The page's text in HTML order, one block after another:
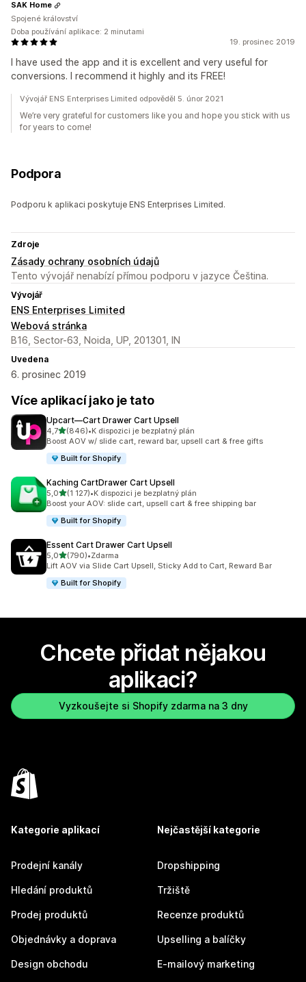
19. prosinec 2019
I have used the app and it is excellent and very useful for
conversions. I recommend it highly and its FREE!
SAK Home
Spojené království
Doba používání aplikace: 2 minutami
Vývojář ENS Enterprises Limited odpověděl 5. únor 2021
We’re very grateful for customers like you and hope you stick with us
for years to come!
Podpora
Podporu k aplikaci poskytuje ENS Enterprises Limited.
Zdroje
Zásady ochrany osobních údajů
Tento vývojář nenabízí přímou podporu v jazyce Čeština.
Vývojář
ENS Enterprises Limited
Webová stránka
B16, Sector-63, Noida, UP, 201301, IN
Uvedena
6. prosinec 2019
Více aplikací jako je tato
Upcart—Cart Drawer Cart Upsell
4,7z 5 hvězd
(846)
Celkový počet recenzí: 846
•K dispozici je bezplatný plán
Boost AOV w/ slide cart, reward bar, upsell cart & free gifts
Built for Shopify
Kaching CartDrawer Cart Upsell
5,0z 5 hvězd
(1 127)
Celkový počet recenzí: 1127
•K dispozici je bezplatný plán
Boost your AOV: slide cart, upsell cart & free shipping bar
Built for Shopify
Essent Cart Drawer Cart Upsell
5,0z 5 hvězd
(790)
Celkový počet recenzí: 790
•Zdarma
Lift AOV via Slide Cart Upsell, Sticky Add to Cart, Reward Bar
Built for Shopify
Chcete přidat nějakou
aplikaci?
Vyzkoušejte si Shopify zdarma na 3 dny
Kategorie aplikací
Prodejní kanály
Hledání produktů
Prodej produktů
Objednávky a doprava
Design obchodu
Nejčastější kategorie
Dropshipping
Tržiště
Recenze produktů
Upselling a balíčky
E-mailový marketing